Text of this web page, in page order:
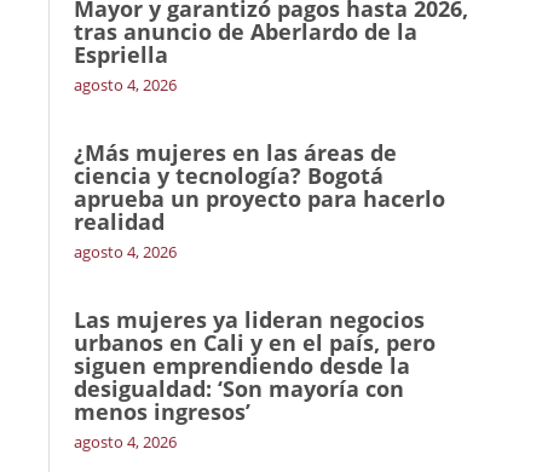
Mayor y garantizó pagos hasta 2026,
tras anuncio de Aberlardo de la
Espriella
agosto 4, 2026
¿Más mujeres en las áreas de
ciencia y tecnología? Bogotá
aprueba un proyecto para hacerlo
realidad
agosto 4, 2026
Las mujeres ya lideran negocios
urbanos en Cali y en el país, pero
siguen emprendiendo desde la
desigualdad: ‘Son mayoría con
menos ingresos’
agosto 4, 2026